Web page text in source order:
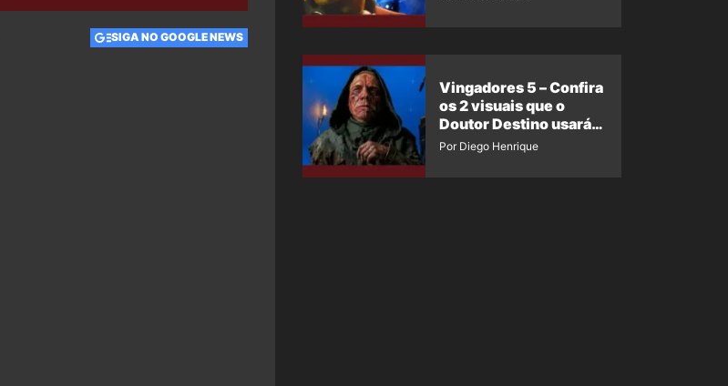
SIGA NO GOOGLE NEWS
Vingadores 5 – Confira
os 2 visuais que o
Doutor Destino usará
no filme
Por Diego Henrique